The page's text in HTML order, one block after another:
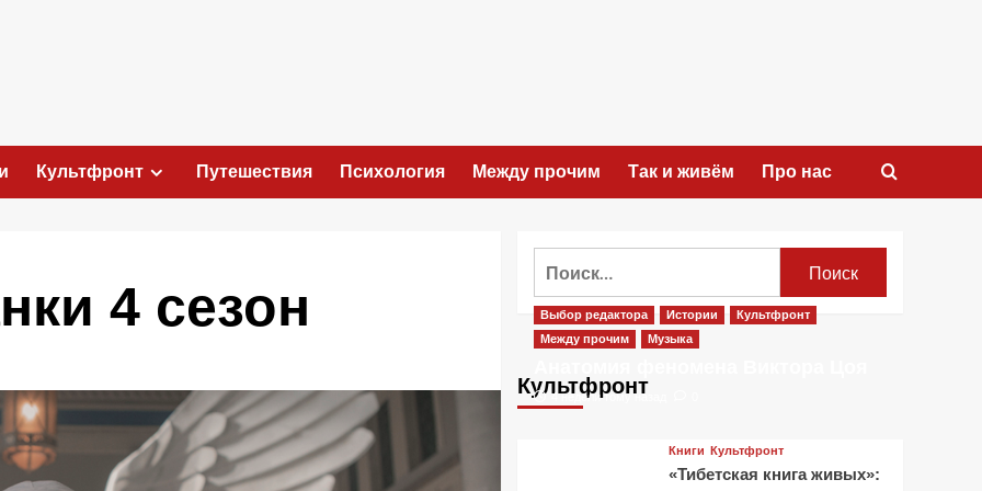
Культфронт Путешествия Психология Между прочим Так и живём Про нас
4 сезон
Культфронт
Выбор редактора Истории
Культфронт
Между прочим
Музыка
4 недели тому назад
Книги Культфронт
«Тибетская книга живых»: